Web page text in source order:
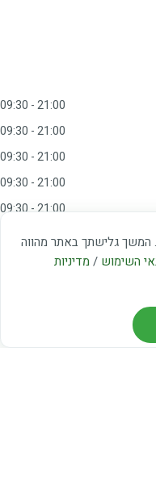
באתר זה נעשה שימוש בקבצי cookies. המשך גלישתך באתר מהווה
השימוש / מדיניות
09:30 - 21:00
09:30 - 21:00
09:30 - 21:00
09:30 - 21:00
09:30 - 21:00
09:00 - 15:00
20:00 - 23:00